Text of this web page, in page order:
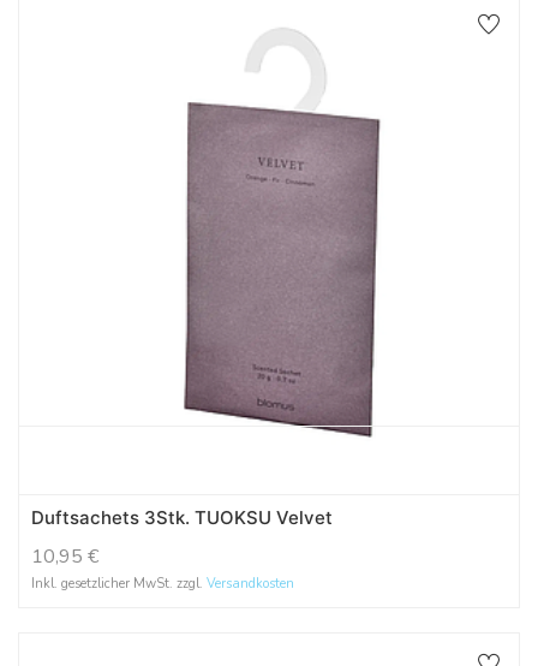
Duftsachets 3Stk. TUOKSU Velvet
10,95 €
Inkl. gesetzlicher MwSt. zzgl. Versandkosten